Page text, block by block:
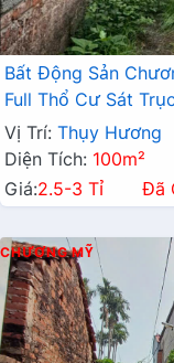
Bất Động Sản
Full Thổ Cư Sát
Vị Trí: Thụy Hương
Diện Tích: 100m²
Giá:2.5-3 Tỉ Đã
CHƯƠNG MỸ